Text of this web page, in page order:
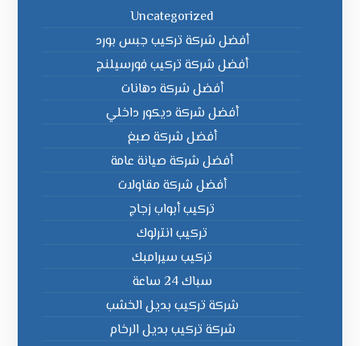
Uncategorized
أفضل شركة تركيب جبس بورد
أفضل شركة تركيب فورسيلنج
أفضل شركة دهانات
أفضل شركة ديكور داخلي
أفضل شركة صبغ
أفضل شركة صيانة عامة
أفضل شركة مقاولات
تركيب أبواب زجاج
تركيب انترلوك
تركيب سيرامبك
سباك 24 ساعة
شركة تركيب بديل الخشب
شركة تركيب بديل الرخام